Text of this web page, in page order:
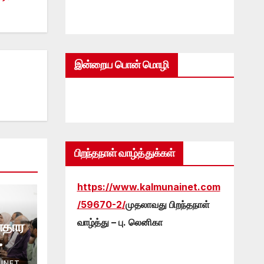
இன்றைய பொன் மொழி
பிறந்தநாள் வாழ்த்துக்கள்
https://www.kalmunainet.com
/59670-2/முதலாவது பிறந்தநாள்
வாழ்த்து – பு. லெனிகா